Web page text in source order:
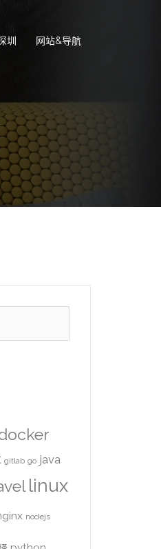
圳 网站&导航
gitlab go java
linux
nodejs